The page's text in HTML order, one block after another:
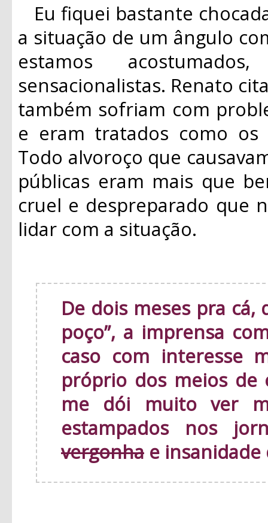
Eu fiquei bastante
a situação de um ângulo
estamos
sensacionalistas. Renato
também sofriam com
e eram tratados como os
Todo alvoroço que
públicas eram mais que
cruel e despreparado que
lidar com a situação.
De dois meses pra cá,
poço”, a imprensa
caso com interesse
próprio dos meios de
me dói muito ver
estampados nos
vergonha e insanidade